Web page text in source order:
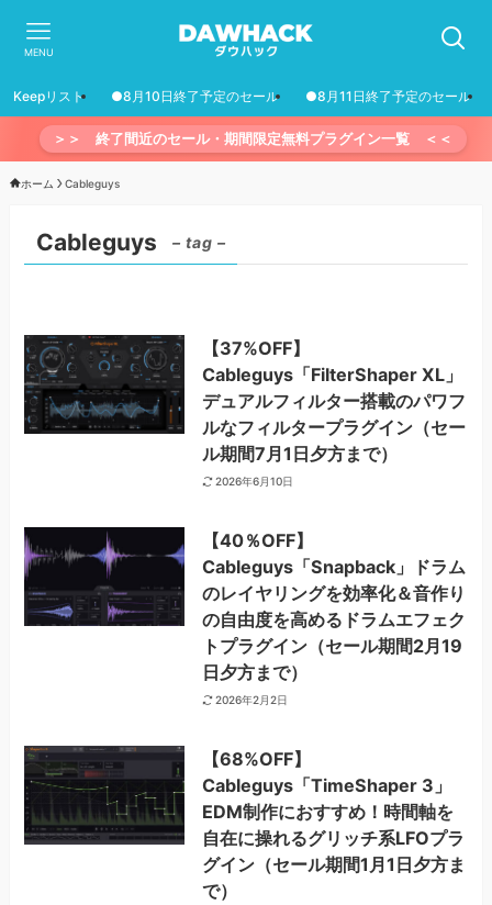
MENU
Keepリスト ●8月10日終了予定のセール ●8月11日終了予定のセール
＞＞ 終了間近のセール・期間限定無料プラグイン一覧 ＜＜
ホーム Cableguys
Cableguys – tag –
【37%OFF】
Cableguys「FilterShaper XL」
デュアルフィルター搭載のパワフ
ルなフィルタープラグイン（セー
ル期間7月1日夕方まで）
2026年6月10日
【40％OFF】
Cableguys「Snapback」ドラム
のレイヤリングを効率化＆音作り
の自由度を高めるドラムエフェク
トプラグイン（セール期間2月19
日夕方まで）
2026年2月2日
【68%OFF】
Cableguys「TimeShaper 3」
EDM制作におすすめ！時間軸を
自在に操れるグリッチ系LFOプラ
グイン（セール期間1月1日夕方ま
で）